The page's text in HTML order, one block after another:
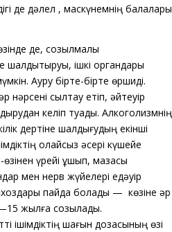
де дәлел ,маскүнемнің балалары
де, созылмалы
ішкі органдары
Ауру бірте-бірте өршиді.
нәрсені сылтау етіп, әйтеуір
келіп туады. Алкоголизмнің
дертіне шалдығудың екінші
қолайсыз әсері күшейе
өзінен үрейі ұшып, мазасы
мен нерв жүйелері едәуір
пайда болады — көзіне әр
жылға созылады.
ішімдіктің шағын дозасының өзі